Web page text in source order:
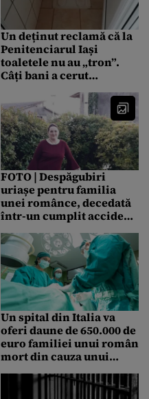
Un deținut reclamă că la
Penitenciarul Iași
toaletele nu au „tron”.
Câți bani a cerut
dezumanizat și torturat”
FOTO | Despăgubiri
uriașe pentru familia
unei românce, decedată
într-un cumplit accident
Un spital din Italia va
oferi daune de 650.000 de
euro familiei unui român
mort din cauza unui